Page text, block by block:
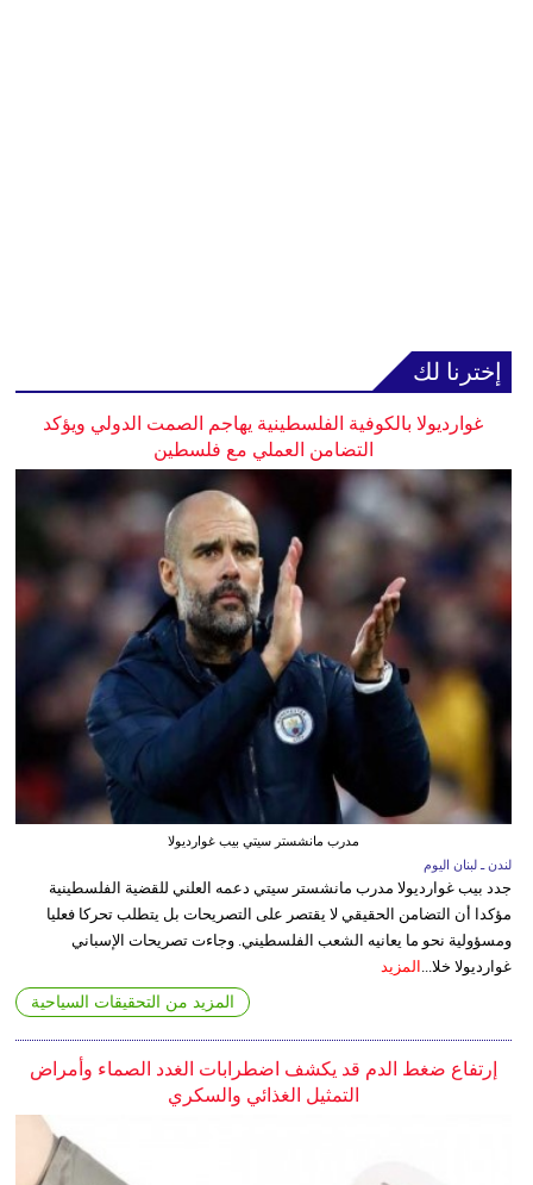
إخترنا لك
غوارديولا بالكوفية الفلسطينية يهاجم الصمت الدولي ويؤكد
التضامن العملي مع فلسطين
مدرب مانشستر سيتي بيب غوارديولا
لندن ـ لبنان اليوم
جدد بيب غوارديولا مدرب مانشستر سيتي دعمه العلني للقضية الفلسطينية
مؤكدا أن التضامن الحقيقي لا يقتصر على التصريحات بل يتطلب تحركا فعليا
ومسؤولية نحو ما يعانيه الشعب الفلسطيني. وجاءت تصريحات الإسباني
غوارديولا خلا...
المزيد
المزيد من التحقيقات السياحية
إرتفاع ضغط الدم قد يكشف اضطرابات الغدد الصماء وأمراض
التمثيل الغذائي والسكري